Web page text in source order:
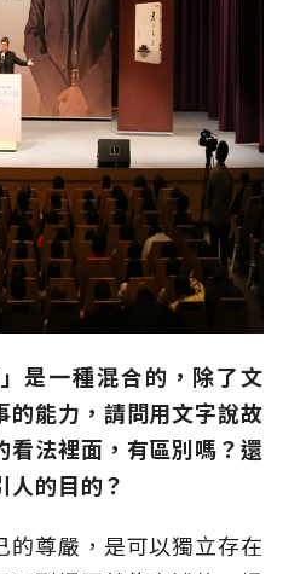
是一種混合的，除了文
的能力，請問用文字說故
法裡面，有區別嗎？還
的目的？
的尊嚴，是可以獨立存在